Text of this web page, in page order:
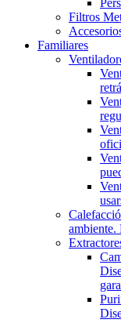
Filtros
Familiares
ambiente.